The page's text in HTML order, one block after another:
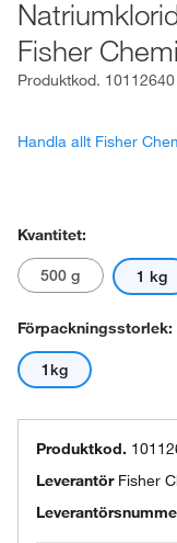
Fisher
Produktkod. 10112640
Handla allt Fisher
Kvantitet:
500 g 1 kg
Förpackningsstorlek:
1kg
Produktkod.
Leverantör Fisher